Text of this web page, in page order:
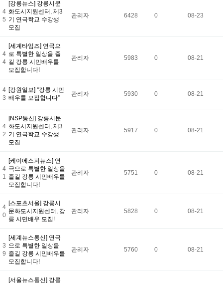
4
5
[강릉뉴스] 강릉시문
화도시지원센터, 제3
기 연극학교 수강생
모집
관리자 6428 0 08-23
4
4
[세계타임즈] 연극으
로 특별한 일상을 즐
길 강릉 시민배우를
모집합니다!
관리자 5983 0 08-21
4
3
[강원일보] “강릉 시민
배우를 모집합니다”
관리자 5930 0 08-21
4
2
[NSP통신] 강릉시문
화도시지원센터, 제3
기 연극학교 수강생
모집
관리자 5917 0 08-21
4
1
[케이에스피뉴스] 연
극으로 특별한 일상을
즐길 강릉 시민배우를
모집합니다!
관리자 5751 0 08-21
4
0
[스포츠서울] 강릉시
문화도시지원센터, 강
릉 시민배우 모집!
관리자 5828 0 08-21
3
9
[세계뉴스통신] 연극
으로 특별한 일상을
즐길 강릉 시민배우를
모집합니다!
관리자 5760 0 08-21
[서울뉴스통신] 강릉